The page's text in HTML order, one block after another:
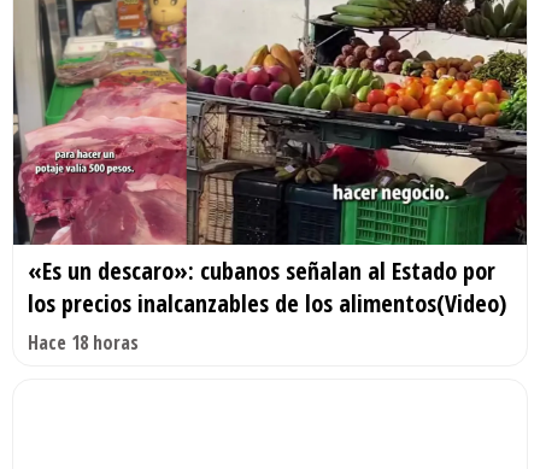
«Es un descaro»: cubanos señalan al Estado por
los precios inalcanzables de los alimentos(Video)
Hace 18 horas